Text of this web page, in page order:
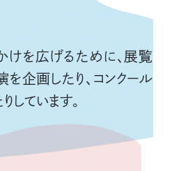
けを広げるために、展覧
を企画したり、コンクール
しています。